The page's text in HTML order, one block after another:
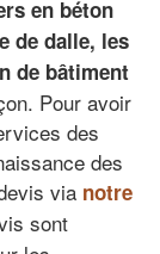
en béton
de dalle, les
de bâtiment
Pour avoir
des
des
via notre
sont